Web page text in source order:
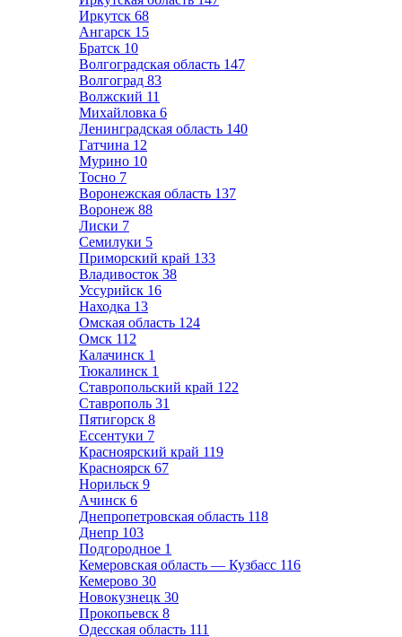
Иркутск 68
Ангарск 15
Братск 10
Волгоградская область 147
Волгоград 83
Волжский 11
Михайловка 6
Ленинградская область 140
Гатчина 12
Мурино 10
Тосно 7
Воронежская область 137
Воронеж 88
Лиски 7
Семилуки 5
Приморский край 133
Владивосток 38
Уссурийск 16
Находка 13
Омская область 124
Омск 112
Калачинск 1
Тюкалинск 1
Ставропольский край 122
Ставрополь 31
Пятигорск 8
Ессентуки 7
Красноярский край 119
Красноярск 67
Норильск 9
Ачинск 6
Днепропетровская область 118
Днепр 103
Подгородное 1
Кемеровская область — Кузбасс 116
Кемерово 30
Новокузнецк 30
Прокопьевск 8
Одесская область 111